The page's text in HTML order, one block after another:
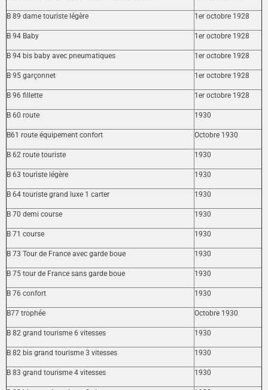
B 89 dame touriste légère 1er octobre 1928
B 94 Baby 1er octobre 1928
B 94 bis baby avec pneumatiques 1er octobre 1928
B 95 garçonnet 1er octobre 1928
B 96 fillette 1er octobre 1928
B 60 route 1930
B61 route équipement confort Octobre 1930
B 62 route touriste 1930
B 63 touriste légère 1930
B 64 touriste grand luxe 1 carter 1930
B 70 demi course 1930
B 71 course 1930
B 73 Tour de France avec garde boue 1930
B 75 tour de France sans garde boue 1930
B 76 confort 1930
B77 trophée Octobre 1930
B 82 grand tourisme 6 vitesses 1930
B 82 bis grand tourisme 3 vitesses 1930
B 83 grand tourisme 4 vitesses 1930